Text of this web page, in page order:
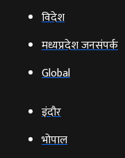
विदेश
मध्यप्रदेश जनसंपर्क
Global
इंदौर
भोपाल